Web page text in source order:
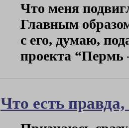
Что меня
Главным
с его, думаю,
проекта “Пермь
Что есть